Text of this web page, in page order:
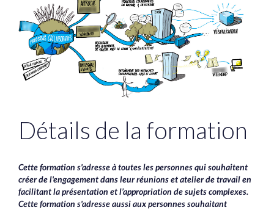
Détails de la formation
Cette formation s'adresse à toutes les personnes qui souhaitent
créer de l'engagement dans leur réunions et atelier de travail en
facilitant la présentation et l’appropriation de sujets complexes.
Cette formation s'adresse aussi aux personnes souhaitant